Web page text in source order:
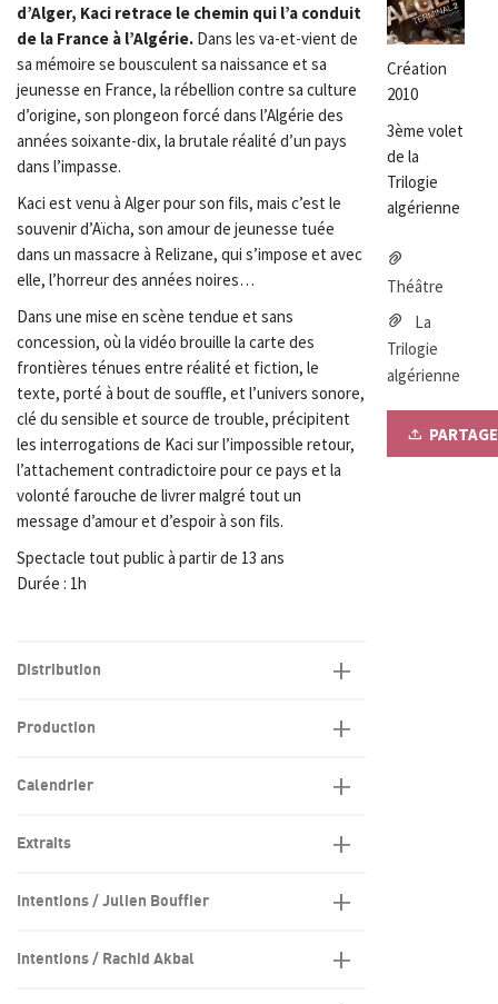
d’Alger, Kaci retrace le chemin qui l’a conduit
de la France à l’Algérie. Dans les va-et-vient de
sa mémoire se bousculent sa naissance et sa
jeunesse en France, la rébellion contre sa culture
d’origine, son plongeon forcé dans l’Algérie des
années soixante-dix, la brutale réalité d’un pays
dans l’impasse.
Kaci est venu à Alger pour son fils, mais c’est le
souvenir d’Aïcha, son amour de jeunesse tuée
dans un massacre à Relizane, qui s’impose et avec
elle, l’horreur des années noires…
Dans une mise en scène tendue et sans
concession, où la vidéo brouille la carte des
frontières ténues entre réalité et fiction, le
texte, porté à bout de souffle, et l’univers sonore,
clé du sensible et source de trouble, précipitent
les interrogations de Kaci sur l’impossible retour,
l’attachement contradictoire pour ce pays et la
volonté farouche de livrer malgré tout un
message d’amour et d’espoir à son fils.
Spectacle tout public à partir de 13 ans
Durée : 1h
Distribution
Production
Calendrier
Extraits
Intentions / Julien Bouffier
Intentions / Rachid Akbal
Création
2010
3ème volet
de la
Trilogie
algérienne
Théâtre
La
Trilogie
algérienne